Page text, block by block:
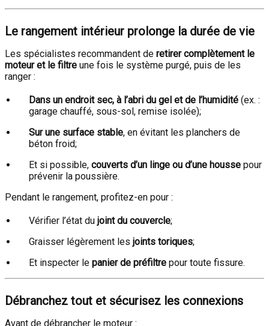
Le rangement intérieur prolonge la durée de vie
Les spécialistes recommandent de retirer complètement le
moteur et le filtre une fois le système purgé, puis de les
ranger :
Dans un endroit sec, à l’abri du gel et de l’humidité (ex. :
garage chauffé, sous-sol, remise isolée);
Sur une surface stable, en évitant les planchers de
béton froid;
Et si possible, couverts d’un linge ou d’une housse pour
prévenir la poussière.
Pendant le rangement, profitez-en pour :
Vérifier l’état du joint du couvercle;
Graisser légèrement les joints toriques;
Et inspecter le panier de préfiltre pour toute fissure.
Débranchez tout et sécurisez les connexions
Avant de débrancher le moteur :